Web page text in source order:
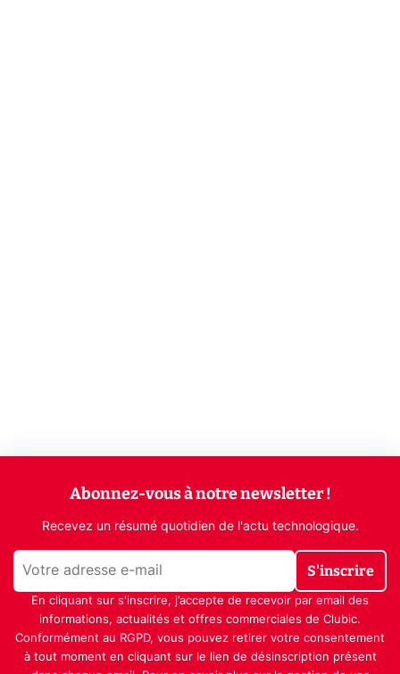
Abonnez-vous à notre newsletter !
Recevez un résumé quotidien de l'actu technologique.
S'inscrire
En cliquant sur s'inscrire, j’accepte de recevoir par email des
informations, actualités et offres commerciales de Clubic.
Conformément au RGPD, vous pouvez retirer votre consentement
à tout moment en cliquant sur le lien de désinscription présent